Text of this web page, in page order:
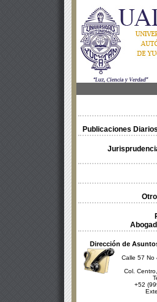
Publicaciones
Dirección de
Calle 57 No
Col.
+52